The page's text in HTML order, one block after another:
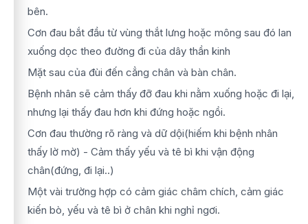
bên.
Cơn đau bắt đầu từ vùng thắt lưng hoặc mông sau đó lan
xuống dọc theo đường đi của dây thần kinh
Mặt sau của đùi đến cẳng chân và bàn chân.
Bệnh nhân sẽ cảm thấy đỡ đau khi nằm xuống hoặc đi lại,
nhưng lại thấy đau hơn khi đứng hoặc ngồi.
Cơn đau thường rõ ràng và dữ dội(hiếm khi bệnh nhân
thấy lờ mờ) - Cảm thấy yếu và tê bì khi vận động
chân(đứng, đi lại..)
Một vài trường hợp có cảm giác châm chích, cảm giác
kiến bò, yếu và tê bì ở chân khi nghỉ ngơi.